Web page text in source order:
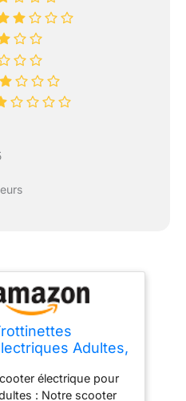
Adultes,
Moteur de
électrique pour
: Notre scooter